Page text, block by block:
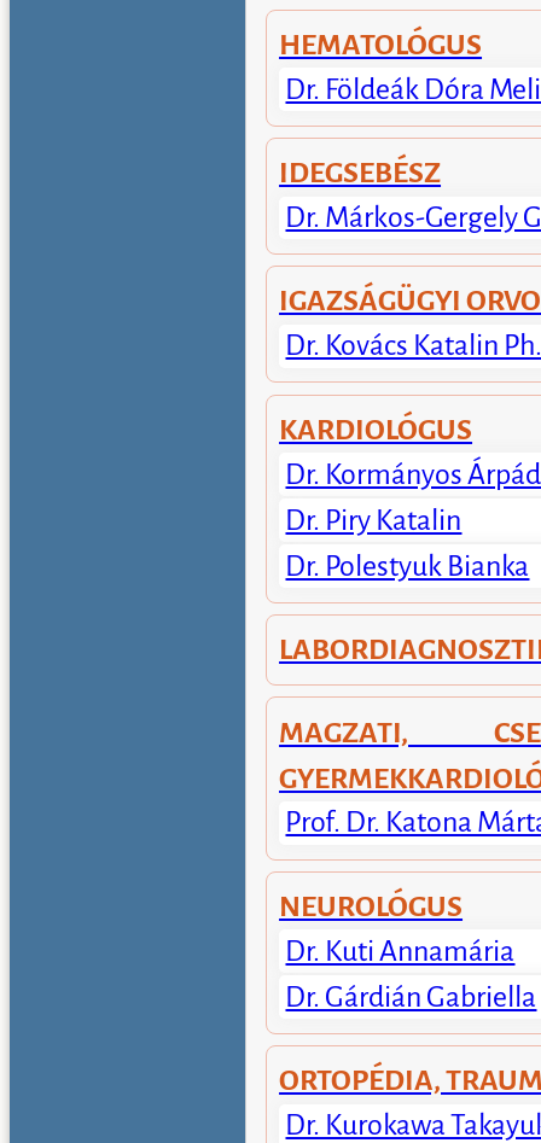
HEMATOLÓGUS
Dr. Földeák Dóra
IDEGSEBÉSZ
Dr. Márkos-Gergely
IGAZSÁGÜGYI
Dr. Kovács Katalin
KARDIOLÓGUS
Dr. Kormányos Árpád
Dr. Piry Katalin
Dr. Polestyuk Bianka
MAGZATI,
Prof. Dr. Katona
NEUROLÓGUS
Dr. Kuti Annamária
Dr. Gárdián Gabriella
ORTOPÉDIA,
Dr. Kurokawa